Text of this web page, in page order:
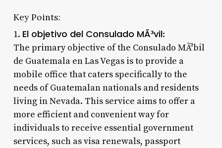
Key Points:
1. El objetivo del Consulado MÃ³vil:
The primary objective of the Consulado MÃ³bil
de Guatemala en Las Vegas is to provide a
mobile office that caters specifically to the
needs of Guatemalan nationals and residents
living in Nevada. This service aims to offer a
more efficient and convenient way for
individuals to receive essential government
services, such as visa renewals, passport